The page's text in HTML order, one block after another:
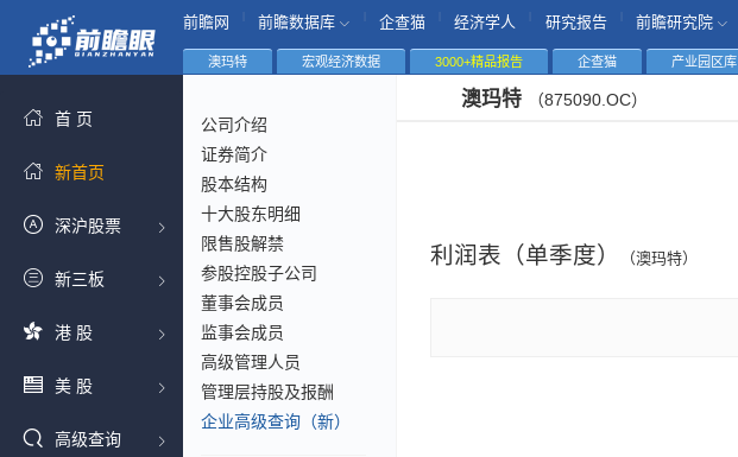
前瞻网 前瞻数据库 企查猫 经济学人 研究报告 前瞻研究院
首 页
新首页
深沪股票
新三板
港 股
美 股
高级查询
澳玛特 宏观经济数据 3000+精品报告 企查猫 产业园区库
公司介绍
证券简介
股本结构
十大股东明细
限售股解禁
参股控股子公司
董事会成员
监事会成员
高级管理人员
管理层持股及报酬
企业高级查询（新）
澳玛特 （875090.OC）
利润表（单季度） （澳玛特）